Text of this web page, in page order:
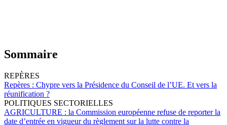
Sommaire
REPÈRES
Repères : Chypre vers la Présidence du Conseil de l’UE. Et vers la
réunification ?
POLITIQUES SECTORIELLES
AGRICULTURE : la Commission européenne refuse de reporter la
date d’entrée en vigueur du règlement sur la lutte contre la